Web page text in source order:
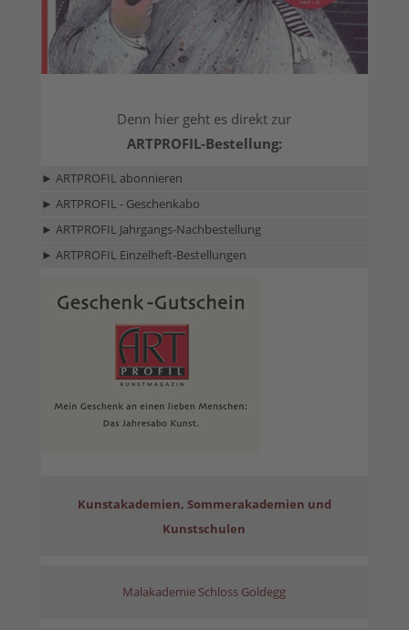
Denn hier geht es direkt zur
ARTPROFIL-Bestellung:
► ARTPROFIL abonnieren
► ARTPROFIL - Geschenkabo
► ARTPROFIL Jahrgangs-Nachbestellung
► ARTPROFIL Einzelheft-Bestellungen
Kunstakademien, Sommerakademien und
Kunstschulen
Malakademie Schloss Goldegg